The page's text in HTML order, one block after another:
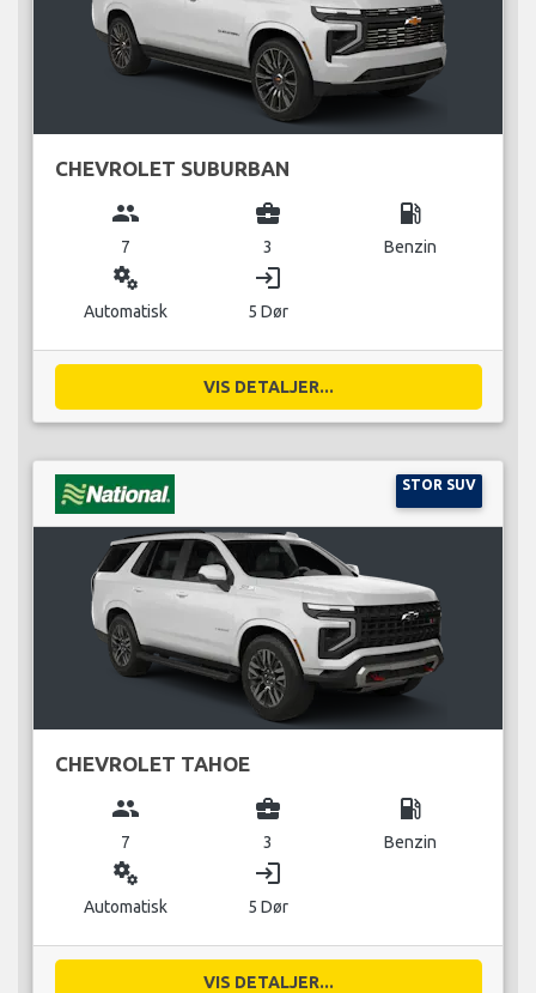
CHEVROLET SUBURBAN
group
7
business_center
3
local_gas_station
Benzin
miscellaneous_services
Automatisk
login
5 Dør
VIS DETALJER...
STOR SUV
CHEVROLET TAHOE
group
7
business_center
3
local_gas_station
Benzin
miscellaneous_services
Automatisk
login
5 Dør
VIS DETALJER...